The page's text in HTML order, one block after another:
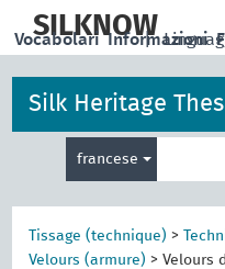
main
SILKNOW
|
Vocabolari Informazioni
Silk Heritage
francese
per
la
ricerca
Tissage (technique) >
Velours (armure) >Velours